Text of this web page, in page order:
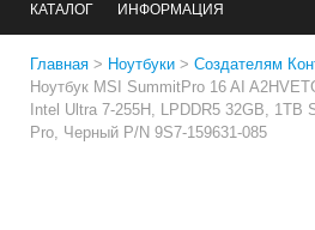
КАТАЛОГ ИНФОРМАЦИЯ
Главная > Ноутбуки > Создателям
Ноутбук MSI SummitPro 16 AI
Intel Ultra 7-255H, LPDDR5 32GB, 1TB
Pro, Черный P/N 9S7-159631-085